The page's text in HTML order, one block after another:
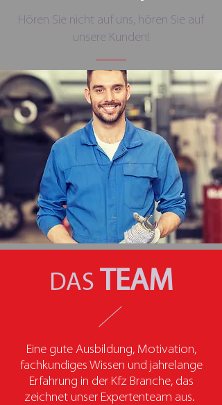
Hören Sie nicht auf uns, hören Sie auf
unsere Kunden!
DAS TEAM
Eine gute Ausbildung, Motivation,
fachkundiges Wissen und jahrelange
Erfahrung in der Kfz Branche, das
zeichnet unser Expertenteam aus.